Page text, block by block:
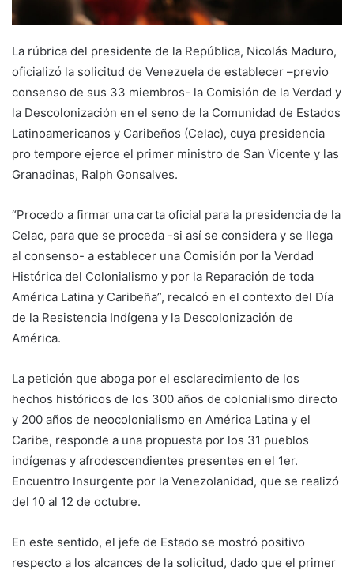
La rúbrica del presidente de la República, Nicolás Maduro,
oficializó la solicitud de Venezuela de establecer –previo
consenso de sus 33 miembros- la Comisión de la Verdad y
la Descolonización en el seno de la Comunidad de Estados
Latinoamericanos y Caribeños (Celac), cuya presidencia
pro tempore ejerce el primer ministro de San Vicente y las
Granadinas, Ralph Gonsalves.
“Procedo a firmar una carta oficial para la presidencia de la
Celac, para que se proceda -si así se considera y se llega
al consenso- a establecer una Comisión por la Verdad
Histórica del Colonialismo y por la Reparación de toda
América Latina y Caribeña”, recalcó en el contexto del Día
de la Resistencia Indígena y la Descolonización de
América.
La petición que aboga por el esclarecimiento de los
hechos históricos de los 300 años de colonialismo directo
y 200 años de neocolonialismo en América Latina y el
Caribe, responde a una propuesta por los 31 pueblos
indígenas y afrodescendientes presentes en el 1er.
Encuentro Insurgente por la Venezolanidad, que se realizó
del 10 al 12 de octubre.
En este sentido, el jefe de Estado se mostró positivo
respecto a los alcances de la solicitud, dado que el primer